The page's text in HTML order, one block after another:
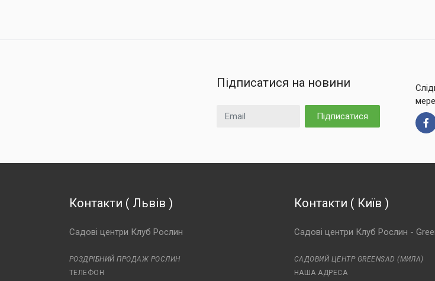
Підписатися на новини
Email Підписатися
Контакти ( Львів )
Садові центри Клуб Рослин
РОЗДРІБНИЙ ПРОДАЖ РОСЛИН
ТЕЛЕФОН
Контакти ( Київ )
Садові центри Клуб Рослин -
САДОВИЙ ЦЕНТР GREENSAD (МИЛА)
НАША АДРЕСА